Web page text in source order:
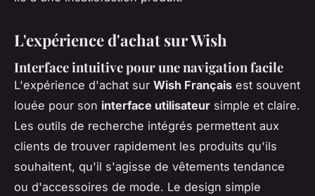
L'expérience d'achat sur Wish
Interface intuitive pour une navigation facile
L'expérience d'achat sur Wish Français est souvent
louée pour son interface utilisateur simple et claire.
Les outils de recherche intégrés permettent aux
clients de trouver rapidement les produits qu'ils
souhaitent, qu'il s'agisse de vêtements tendance
ou d'accessoires de mode. Le design simple